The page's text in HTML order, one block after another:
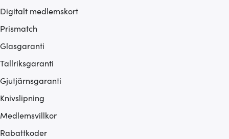
Digitalt medlemskort
Prismatch
Glasgaranti
Tallriksgaranti
Gjutjärnsgaranti
Knivslipning
Medlemsvillkor
Rabattkoder